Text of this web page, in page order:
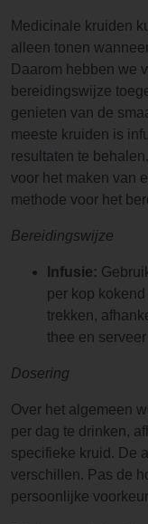
Medicinale kruiden
alleen tonen
Daarom hebben we
bereidingswijze
genieten van de
meeste kruiden is
resultaten te
voor het maken van
methode voor het
Bereidingswijze
Infusie:
per kop
trekken,
thee en
Dosering
Over het algemeen
per dag te drinken,
specifieke kruid. De
verschillen. Pas de
persoonlijke